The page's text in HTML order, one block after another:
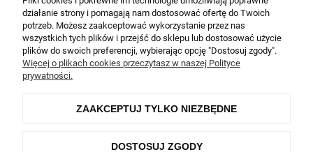
Ocena produktu:
Ocena sklepu:
Ocena dostawy:
Dodatkowy komentarz:
Bransoletka dokładnie taka jak miała być. Wysyłka
działanie strony i pomagają nam dostosować ofertę do Twoich
potrzeb. Możesz zaakceptować wykorzystanie przez nas
wszystkich tych plików i przejść do sklepu lub dostosować użycie
plików do swoich preferencji, wybierając opcję "Dostosuj zgody".
Więcej o plikach cookies przeczytasz w naszej Polityce
prywatności.
ZAAKCEPTUJ TYLKO NIEZBĘDNE
DOSTOSUJ ZGODY